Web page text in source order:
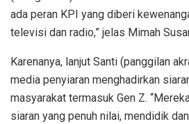
ada peran KPI yang diberi
televisi dan radio,” jelas Mimah
Karenanya, lanjut Santi (panggilan
media penyiaran menghadirkan
masyarakat termasuk Gen Z.
siaran yang penuh nilai, mendidik